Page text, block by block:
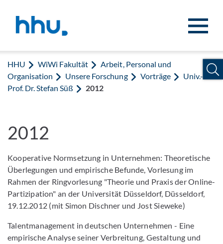
HHU WiWi Fakultät
Arbeit, Personal und
Organisation
Unsere Forschung Vorträge
Univ.-
Prof. Dr. Stefan Süß
2012
2012
Kooperative Normsetzung in Unternehmen: Theoretische
Überlegungen und empirische Befunde, Vorlesung im
Rahmen der Ringvorlesung "Theorie und Praxis der Online-
Partizipation" an der Universität Düsseldorf, Düsseldorf,
19.12.2012 (mit Simon Dischner und Jost Sieweke)
Talentmanagement in deutschen Unternehmen - Eine
empirische Analyse seiner Verbreitung, Gestaltung und